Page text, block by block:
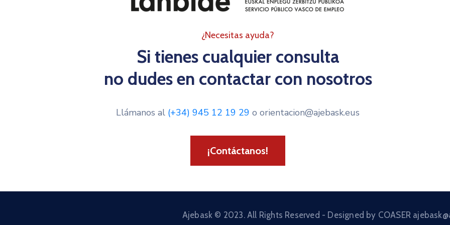
¿Necesitas ayuda?
Si tienes cualquier consulta
no dudes en contactar con nosotros
Llámanos al (+34) 945 12 19 29 o orientacion@ajebask.eus
¡Contáctanos!
Ajebask © 2023. All Rights Reserved - Designed by COASER